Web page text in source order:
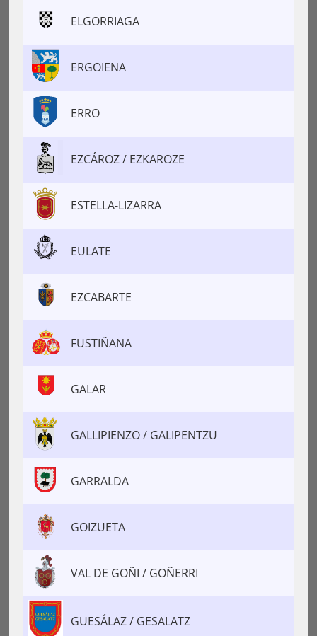
ELGORRIAGA
ERGOIENA
ERRO
EZCÁROZ / EZKAROZE
ESTELLA-LIZARRA
EULATE
EZCABARTE
FUSTIÑANA
GALAR
GALLIPIENZO / GALIPENTZU
GARRALDA
GOIZUETA
VAL DE GOÑI / GOÑERRI
GUESÁLAZ / GESALATZ